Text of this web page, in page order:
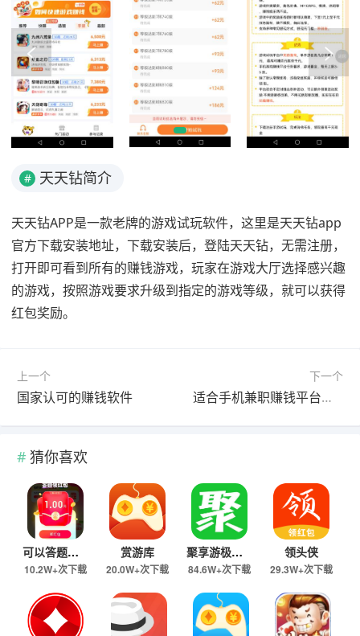
# 天天钻简介
天天钻APP是一款老牌的游戏试玩软件，这里是天天钻app
官方下载安装地址，下载安装后，登陆天天钻，无需注册，
打开即可看到所有的赚钱游戏，玩家在游戏大厅选择感兴趣
的游戏，按照游戏要求升级到指定的游戏等级，就可以获得
红包奖励。
上一个
国家认可的赚钱软件
下一个
适合手机兼职赚钱平台一单一结的软件（合集专题）
猜你喜欢
可以答题就能赚钱的小程序有哪些？答题赚钱的方法推荐
10.2W+次下载
赏游库
20.0W+次下载
聚享游极速版
84.6W+次下载
领头侠
29.3W+次下载